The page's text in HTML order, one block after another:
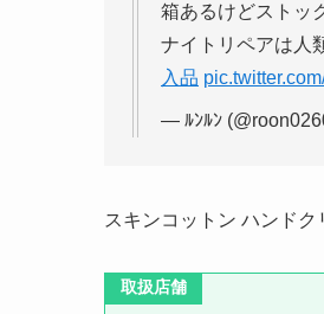
箱あるけどストッ
ナイトリペアは人
入品
— ﾙﾝﾙﾝ
スキンコットン ハンド
取扱店舗